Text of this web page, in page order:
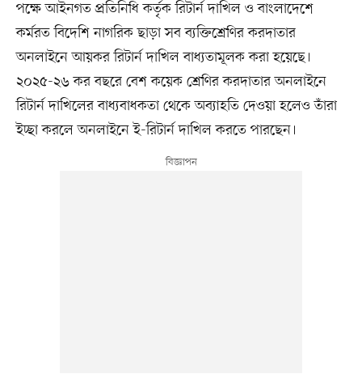
পক্ষে আইনগত প্রতিনিধি কর্তৃক রিটার্ন দাখিল ও বাংলাদেশে
কর্মরত বিদেশি নাগরিক ছাড়া সব ব্যক্তিশ্রেণির করদাতার
অনলাইনে আয়কর রিটার্ন দাখিল বাধ্যতামূলক করা হয়েছে।
২০২৫-২৬ কর বছরে বেশ কয়েক শ্রেণির করদাতার অনলাইনে
রিটার্ন দাখিলের বাধ্যবাধকতা থেকে অব্যাহতি দেওয়া হলেও তাঁরা
ইচ্ছা করলে অনলাইনে ই-রিটার্ন দাখিল করতে পারছেন।